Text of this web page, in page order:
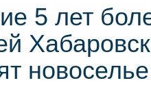
5 лет
новоселье